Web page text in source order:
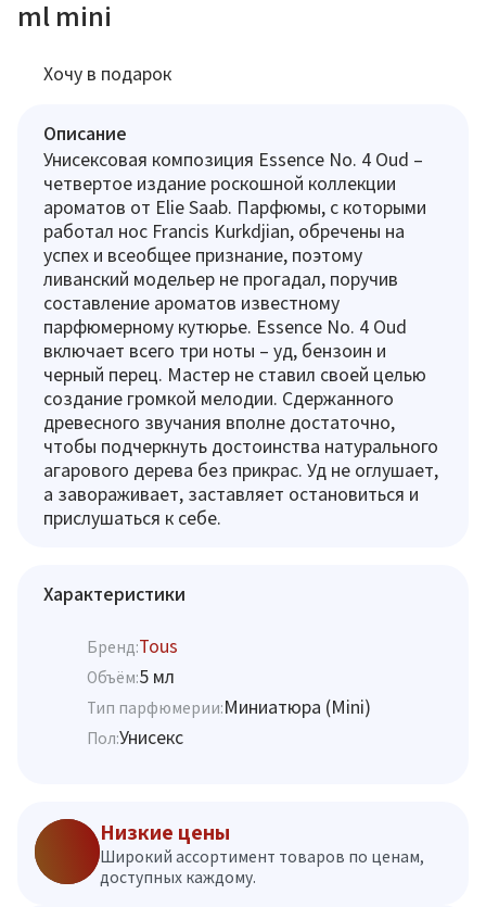
ml mini
Хочу в подарок
Описание
Унисексовая композиция Essence No. 4 Oud –
четвертое издание роскошной коллекции
ароматов от Elie Saab. Парфюмы, с которыми
работал нос Francis Kurkdjian, обречены на
успех и всеобщее признание, поэтому
ливанский модельер не прогадал, поручив
составление ароматов известному
парфюмерному кутюрье. Essence No. 4 Oud
включает всего три ноты – уд, бензоин и
черный перец. Мастер не ставил своей целью
создание громкой мелодии. Сдержанного
древесного звучания вполне достаточно,
чтобы подчеркнуть достоинства натурального
агарового дерева без прикрас. Уд не оглушает,
а завораживает, заставляет остановиться и
прислушаться к себе.
Характеристики
Бренд:Tous
Объём:5 мл
Тип парфюмерии:Миниатюра (Mini)
Пол:Унисекс
Низкие цены
Широкий ассортимент товаров по ценам,
доступных каждому.